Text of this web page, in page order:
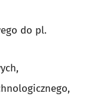
do pl.